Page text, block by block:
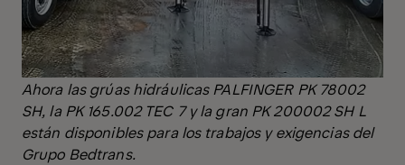
Ahora las grúas hidráulicas PALFINGER PK 78002
SH, la PK 165.002 TEC 7 y la gran PK 200002 SH L
están disponibles para los trabajos y exigencias del
Grupo Bedtrans.